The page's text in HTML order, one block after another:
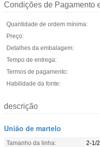
Condições de Pagamento
Quantidade de ordem mínima:
Preço:
Detalhes da embalagem:
Tempo de entrega:
Termos de pagamento:
Habilidade da fonte:
descrição
União de martelo
Tamanho da linha:
2-1/2